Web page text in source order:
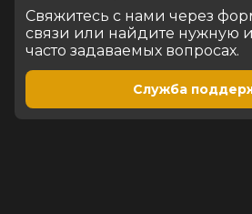
Cвяжитесь с нами через
связи или найдите нужную
часто задаваемых вопросах.
Служба